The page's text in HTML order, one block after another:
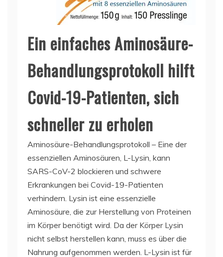
Ein einfaches Aminosäure-
Behandlungsprotokoll hilft
Covid-19-Patienten, sich
schneller zu erholen
Aminosäure-Behandlungsprotokoll – Eine der
essenziellen Aminosäuren, L-Lysin, kann
SARS-CoV-2 blockieren und schwere
Erkrankungen bei Covid-19-Patienten
verhindern. Lysin ist eine essenzielle
Aminosäure, die zur Herstellung von Proteinen
im Körper benötigt wird. Da der Körper Lysin
nicht selbst herstellen kann, muss es über die
Nahrung aufgenommen werden. L-Lysin ist für